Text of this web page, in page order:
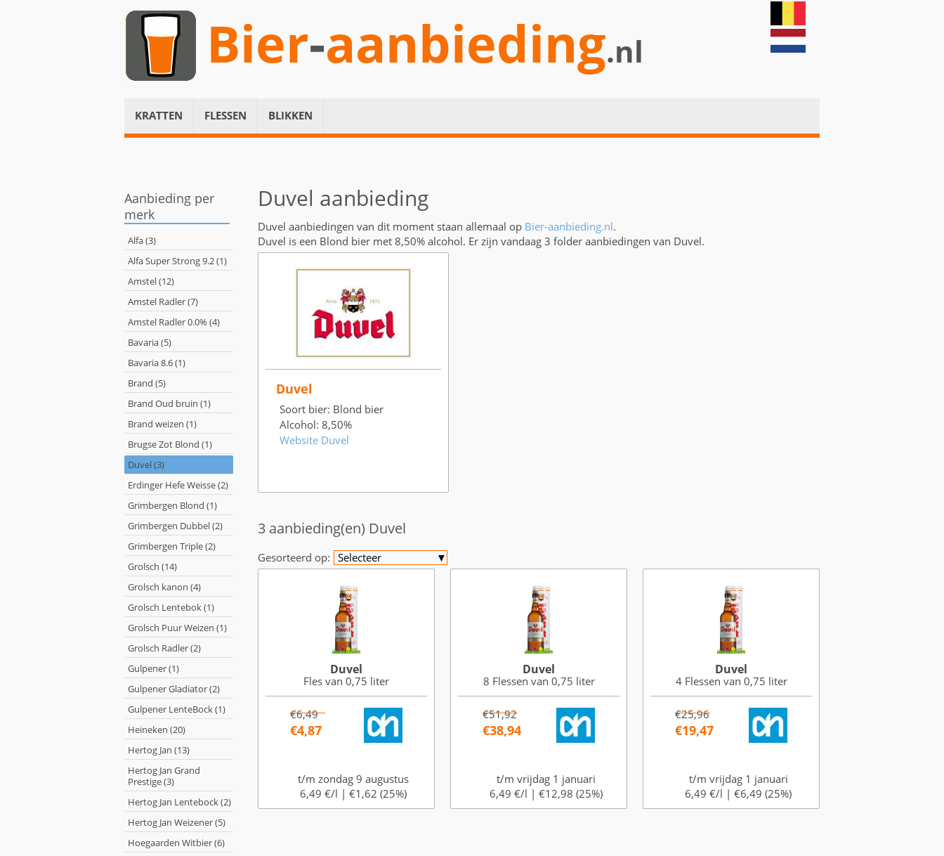
Bier-aanbieding.nl
KRATTEN FLESSEN BLIKKEN
Aanbieding per
merk
Alfa (3)
Alfa Super Strong 9.2 (1)
Amstel (12)
Amstel Radler (7)
Amstel Radler 0.0% (4)
Bavaria (5)
Bavaria 8.6 (1)
Brand (5)
Brand Oud bruin (1)
Brand weizen (1)
Brugse Zot Blond (1)
Duvel (3)
Erdinger Hefe Weisse (2)
Grimbergen Blond (1)
Grimbergen Dubbel (2)
Grimbergen Triple (2)
Grolsch (14)
Grolsch kanon (4)
Grolsch Lentebok (1)
Grolsch Puur Weizen (1)
Grolsch Radler (2)
Gulpener (1)
Gulpener Gladiator (2)
Gulpener LenteBock (1)
Heineken (20)
Hertog Jan (13)
Hertog Jan Grand
Prestige (3)
Hertog Jan Lentebock (2)
Hertog Jan Weizener (5)
Hoegaarden Witbier (6)
Duvel aanbieding
Duvel aanbiedingen van dit moment staan allemaal op Bier-aanbieding.nl.
Duvel is een Blond bier met 8,50% alcohol. Er zijn vandaag 3 folder aanbiedingen van Duvel.
Duvel
Soort bier: Blond bier
Alcohol: 8,50%
Website Duvel
3 aanbieding(en) Duvel
Gesorteerd op: Selecteer ▼
Duvel
Fles van 0,75 liter
€6,49
€4,87
t/m zondag 9 augustus
6,49 €/l | €1,62 (25%)
Duvel
8 Flessen van 0,75 liter
€51,92
€38,94
t/m vrijdag 1 januari
6,49 €/l | €12,98 (25%)
Duvel
4 Flessen van 0,75 liter
€25,96
€19,47
t/m vrijdag 1 januari
6,49 €/l | €6,49 (25%)